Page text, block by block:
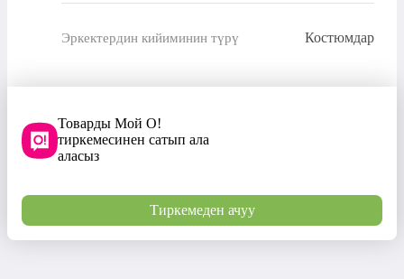
Эркектердин кийиминин түрү Костюмдар
Товарды Мой О!
тиркемесинен сатып ала
аласыз
Тиркемеден ачуу